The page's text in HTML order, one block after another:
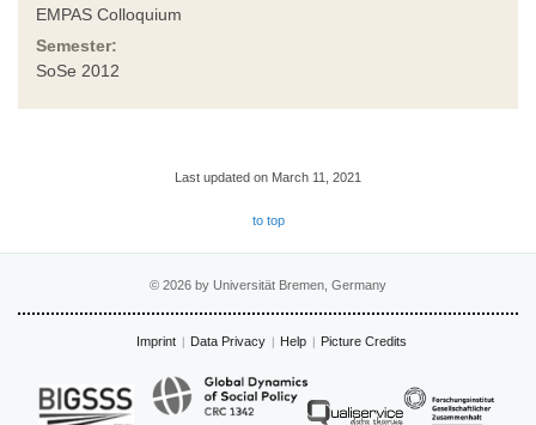
EMPAS Colloquium
Semester:
SoSe 2012
Last updated on March 11, 2021
to top
© 2026 by Universität Bremen, Germany
Imprint Data Privacy Help Picture Credits